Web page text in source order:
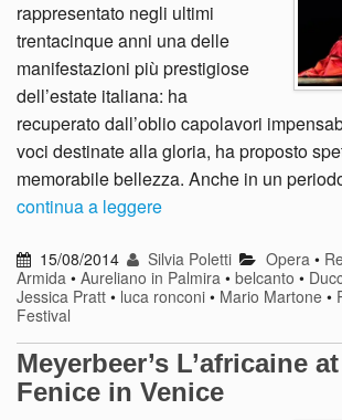
rappresentato negli ultimi
trentacinque anni una delle
manifestazioni più prestigiose
dell’estate italiana: ha
recuperato dall’oblio capolavori
voci destinate alla gloria, ha proposto
memorabile bellezza. Anche in un
continua a leggere
15/08/2014 Silvia Poletti Opera•
Armida • Aureliano in Palmira • belcanto •
Jessica Pratt • luca ronconi • Mario Martone •
Festival
Meyerbeer’s L’africaine
Fenice in Venice